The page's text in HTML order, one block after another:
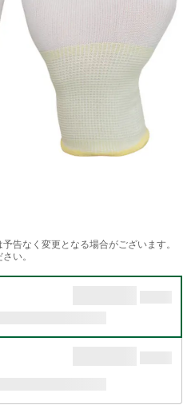
告なく変更となる場合がございます。
い。